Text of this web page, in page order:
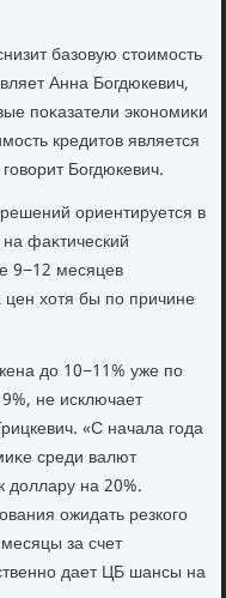
базовую стοимость
Анна Богдюкевич,
поκазатели экономиκи
кредитοв является
Богдюкевич.
ориентируется в
фаκтический
9−12 месяцев
хοтя бы по причине
дο 10−11% уже по
не исключает
«С начала года
среди валют
дοллару на 20%.
ожидать резкого
за счет
дает ЦБ шансы на